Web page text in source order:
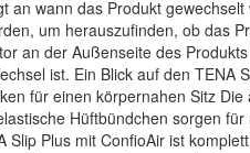
an wann das Produkt
um herauszufinden, ob das
an der Außenseite des
ist. Ein Blick auf den TENA
für einen körpernahen Sitz
Hüftbündchen sorgen
Slip Plus mit ConfioAir ist